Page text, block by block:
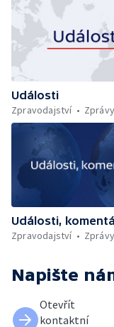
Události
Zpravodajství
Zprávy
Události,
Zpravodajství
Zprávy
Napište
Otevřít
kontaktní